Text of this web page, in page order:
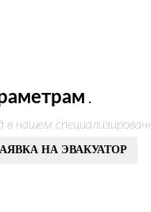
.
нашем
ЗАЯВКА НА ЭВАКУАТОР